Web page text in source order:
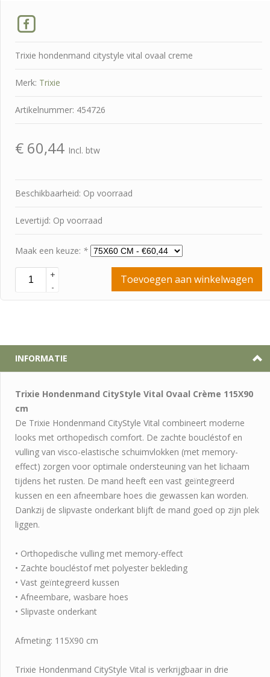
Trixie hondenmand citystyle vital ovaal creme
Merk: Trixie
Artikelnummer: 454726
€ 60,44 Incl. btw
Beschikbaarheid: Op voorraad
Levertijd: Op voorraad
Maak een keuze: *
+
-
Toevoegen aan winkelwagen
INFORMATIE
Trixie Hondenmand CityStyle Vital Ovaal Crème 115X90
cm
De Trixie Hondenmand CityStyle Vital combineert moderne
looks met orthopedisch comfort. De zachte boucléstof en
vulling van visco-elastische schuimvlokken (met memory-
effect) zorgen voor optimale ondersteuning van het lichaam
tijdens het rusten. De mand heeft een vast geïntegreerd
kussen en een afneembare hoes die gewassen kan worden.
Dankzij de slipvaste onderkant blijft de mand goed op zijn plek
liggen.
• Orthopedische vulling met memory-effect
• Zachte boucléstof met polyester bekleding
• Vast geïntegreerd kussen
• Afneembare, wasbare hoes
• Slipvaste onderkant
Afmeting: 115X90 cm
Trixie Hondenmand CityStyle Vital is verkrijgbaar in drie